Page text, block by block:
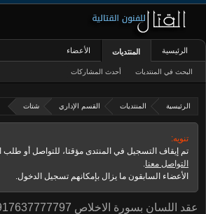
الرئيسية المنتديات القسم الإداري شتات
تنويه:
تم إيقاف التسجيل في المنتدى مؤقتا، للتواصل أو طلب
التواصل معنا.
الأعضاء السابقون ما يزال بإمكانهم تسجيل الدخول.
عقد اللسان بسورة الاخلاص 004917637777797
الرئيسية المنتديات
البحث في المنتديات أحدث المشاركات
الأعضاء